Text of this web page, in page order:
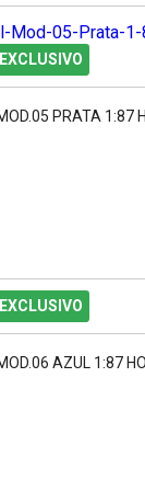
PRATA 1:87
AZUL 1:87